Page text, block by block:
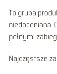
To grupa
niedoceniana.
pełnymi
Najczęstsze